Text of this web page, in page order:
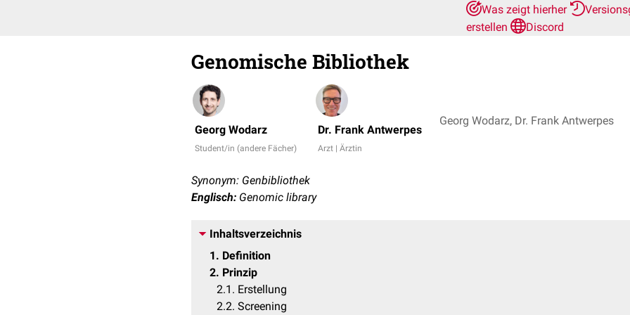
Was zeigt hierher
erstellen
Discord
Genomische Bibliothek
Georg Wodarz
Student/in (andere Fächer)
Dr. Frank Antwerpes
Arzt | Ärztin
Georg Wodarz, Dr. Frank Antwerpes
Synonym: Genbibliothek
Englisch: Genomic library
Inhaltsverzeichnis
1
Definition
2 Prinzip
2.1
Erstellung
2.2 Screening